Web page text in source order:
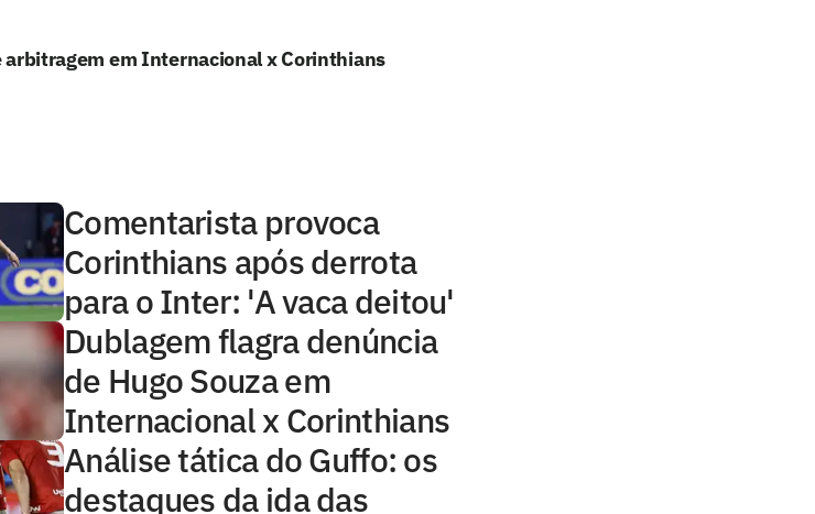
arbitragem em Internacional x Corinthians
Comentarista provoca
Corinthians após derrota
para o Inter: 'A vaca deitou'
Dublagem flagra denúncia
de Hugo Souza em
Internacional x Corinthians
Análise tática do Guffo: os
destaques da ida das